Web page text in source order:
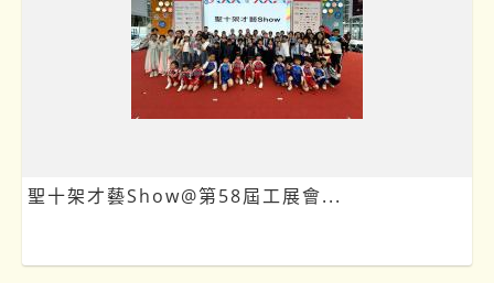
聖十架才藝Show@第58屆工展會...